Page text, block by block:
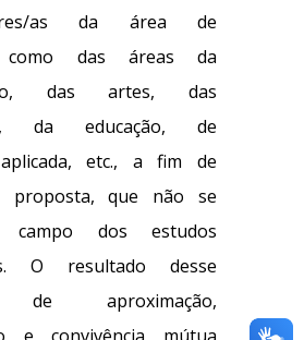
as da área de
como das áreas da
das artes, das
da educação, de
etc., a fim de
proposta, que não se
dos estudos
O resultado desse
de aproximação,